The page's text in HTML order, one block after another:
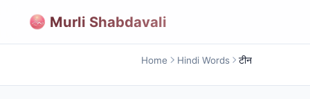
Murli Shabdavali
Home Hindi Words टीन